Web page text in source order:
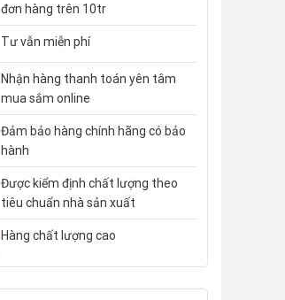
đơn hàng trên 10tr
Tư vẫn miễn phí
Nhận hàng thanh toán yên tâm
mua sắm online
Đảm bảo hàng chính hãng có bảo
hành
Được kiểm định chất lượng theo
tiêu chuẩn nhà sản xuất
Hàng chất lượng cao